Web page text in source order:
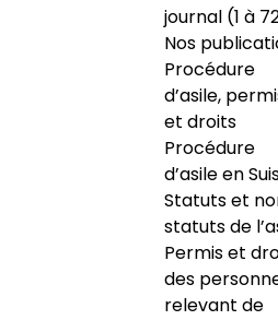
journal (1 à
Nos
Procédure
d’asile,
et droits
Procédure
d’asile en
Statuts et
statuts de
Permis et
des
relevant de